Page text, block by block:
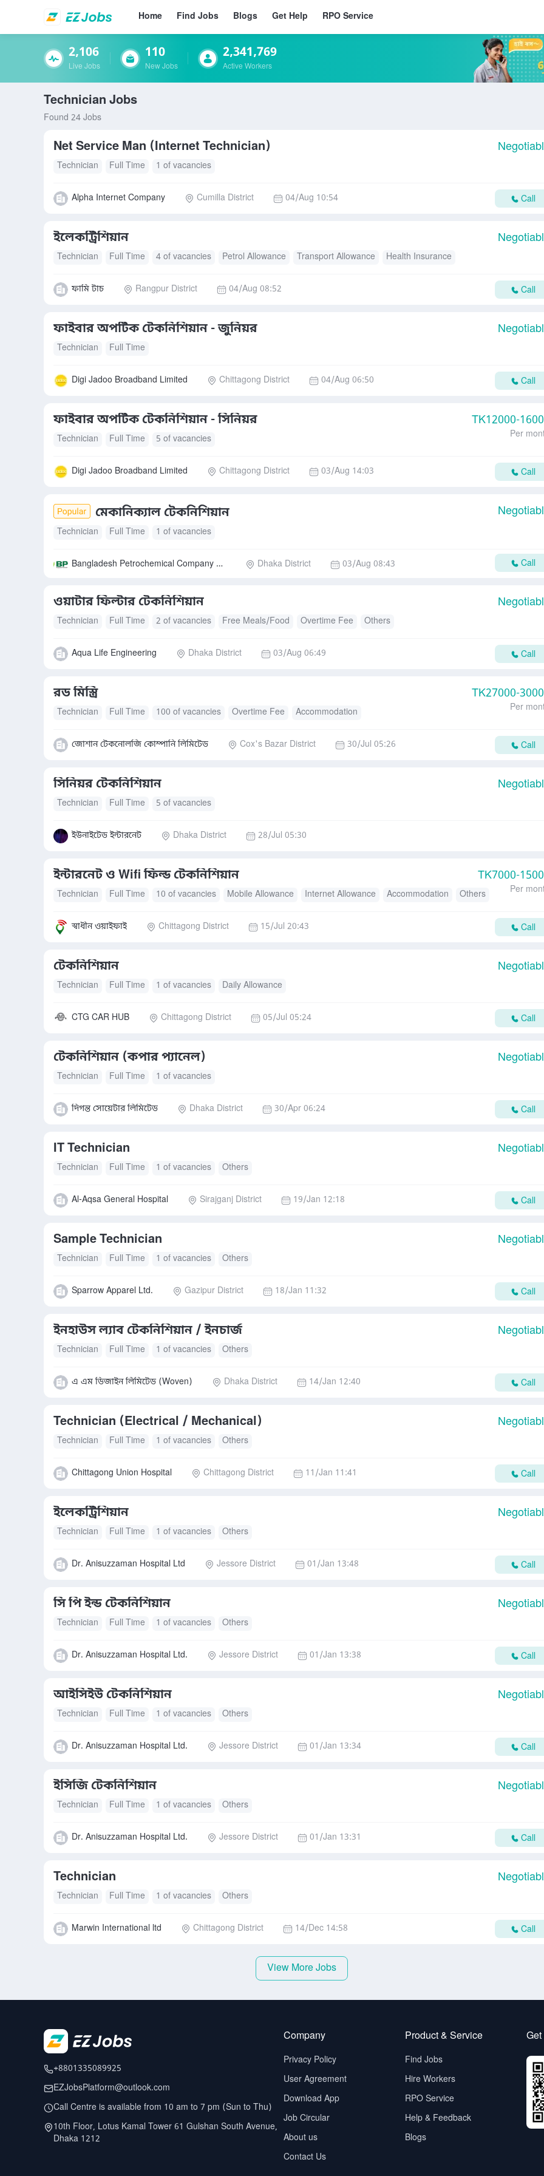
Home Find Jobs Blogs Get Help RPO Service
2,106
Live Jobs
110
New Jobs
2,341,769
Active Workers
Technician Jobs
Found 24 Jobs
Net Service Man (Internet Technician)
Technician Full Time 1 of vacancies
Alpha Internet Company Cumilla District 04/Aug 10:54 Call
ইলেকট্রিশিয়ান
Technician Full Time 4 of vacancies Petrol Allowance Transport Allowance Health Insurance
ফামি টাচ Rangpur District 04/Aug 08:52 Call
ফাইবার অপটিক টেকনিশিয়ান - জুনিয়র
Technician Full Time
Digi Jadoo Broadband Limited Chittagong District 04/Aug 06:50 Call
ফাইবার অপটিক টেকনিশিয়ান - সিনিয়র TK12000-
Technician Full Time 5 of vacancies Per
Digi Jadoo Broadband Limited Chittagong District 03/Aug 14:03 Call
মেকানিক্যাল টেকনিশিয়ান
Technician Full Time 1 of vacancies
Bangladesh Petrochemical Company Limited. Dhaka District 03/Aug 08:43 Call
ওয়াটার ফিল্টার টেকনিশিয়ান
Technician Full Time 2 of vacancies Free Meals/Food Overtime Fee Others
Aqua Life Engineering Dhaka District 03/Aug 06:49 Call
রড মিস্ত্রি TK27000-
Technician Full Time 100 of vacancies Overtime Fee Accommodation Per
জোশান টেকনোলজি কোম্পানি লিমিটেড Cox's Bazar District 30/Jul 05:26 Call
সিনিয়র টেকনিশিয়ান
Technician Full Time 5 of vacancies
ইউনাইটেড ইন্টারনেট Dhaka District 28/Jul 05:30
ইন্টারনেট ও Wifi ফিল্ড টেকনিশিয়ান TK7000-
Technician Full Time 10 of vacancies Mobile Allowance Internet Allowance Accommodation Others Per
স্বাধীন ওয়াইফাই Chittagong District 15/Jul 20:43 Call
টেকনিশিয়ান
Technician Full Time 1 of vacancies Daily Allowance
CTG CAR HUB Chittagong District 05/Jul 05:24 Call
টেকনিশিয়ান (কপার প্যানেল)
Technician Full Time 1 of vacancies
দিগন্ত সোয়েটার লিমিটেড Dhaka District 30/Apr 06:24 Call
IT Technician
Technician Full Time 1 of vacancies Others
Al-Aqsa General Hospital Sirajganj District 19/Jan 12:18 Call
Sample Technician
Technician Full Time 1 of vacancies Others
Sparrow Apparel Ltd. Gazipur District 18/Jan 11:32 Call
ইনহাউস ল্যাব টেকনিশিয়ান / ইনচার্জ
Technician Full Time 1 of vacancies Others
এ এম ডিজাইন লিমিটেড (Woven) Dhaka District 14/Jan 12:40 Call
Technician (Electrical / Mechanical)
Technician Full Time 1 of vacancies Others
Chittagong Union Hospital Chittagong District 11/Jan 11:41 Call
ইলেকট্রিশিয়ান
Technician Full Time 1 of vacancies Others
Dr. Anisuzzaman Hospital Ltd Jessore District 01/Jan 13:48 Call
সি পি ইন্ড টেকনিশিয়ান
Technician Full Time 1 of vacancies Others
Dr. Anisuzzaman Hospital Ltd. Jessore District 01/Jan 13:38 Call
আইসিইউ টেকনিশিয়ান
Technician Full Time 1 of vacancies Others
Dr. Anisuzzaman Hospital Ltd. Jessore District 01/Jan 13:34 Call
ইসিজি টেকনিশিয়ান
Technician Full Time 1 of vacancies Others
Dr. Anisuzzaman Hospital Ltd. Jessore District 01/Jan 13:31 Call
Technician
Technician Full Time 1 of vacancies Others
Marwin International ltd Chittagong District 14/Dec 14:58 Call
View More Jobs
+8801335089925
EZJobsPlatform@outlook.com
Call Centre is available from 10 am to 7 pm (Sun to Thu)
10th Floor, Lotus Kamal Tower 61 Gulshan South Avenue,
Dhaka 1212
Company
Privacy Policy
User Agreement
Download App
Job Circular
About us
Contact Us
Product & Service
Find Jobs
Hire Workers
RPO Service
Help & Feedback
Blogs